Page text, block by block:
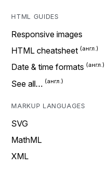
HTML GUIDES
Responsive images
HTML cheatsheet
Date & time formats
See all…
MARKUP LANGUAGES
SVG
MathML
XML